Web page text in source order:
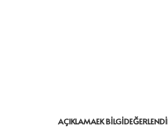
AÇIKLAMAEK BILGI